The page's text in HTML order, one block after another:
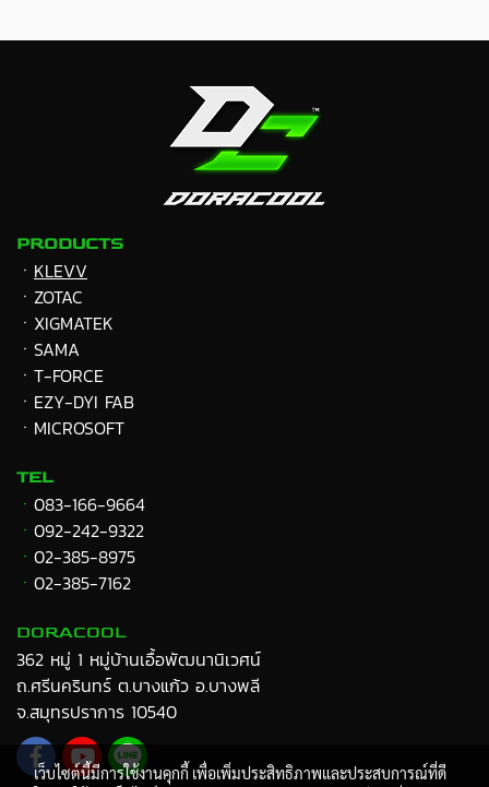
PRODUCTS
ㆍ KLEVV
ㆍZOTAC
ㆍXIGMATEK
ㆍ SAMA
ㆍT-FORCE
ㆍEZY-DYI FAB
ㆍMICROSOFT
TEL
ㆍ 083-166-9664
ㆍ 092-242-9322
ㆍ 02-385-8975
ㆍ 02-385-7162
DORACOOL
362 หมู่ 1 หมู่บ้านเอื้อพัฒนานิเวศน์
ถ.ศรีนครินทร์ ต.บางแก้ว อ.บางพลี
จ.สมุทรปราการ 10540
เว็บไซต์นี้มีการใช้งานคุกกี้ เพื่อเพิ่มประสิทธิภาพและประสบการณ์ที่ดี